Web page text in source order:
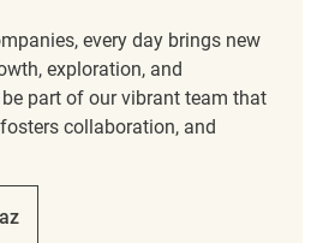
every day brings new
exploration, and
be part of our vibrant team that
collaboration, and
Manager REQ134241
Store Manager